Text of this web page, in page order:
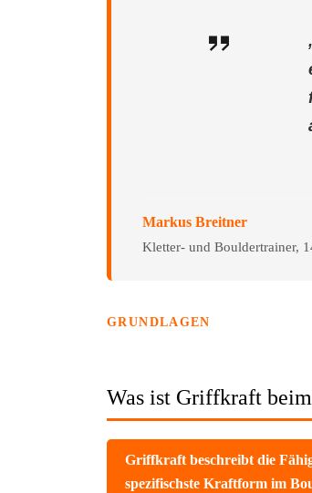
Markus Breitner
Kletter- und Bouldertrainer,
GRUNDLAGEN
Was ist Griffkraft
Griffkraft beschreibt die
spezifischste Kraftform im